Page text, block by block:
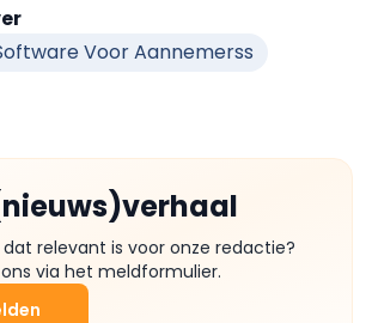
Voor Aannemerss
dat relevant is voor onze redactie?
via het meldformulier.